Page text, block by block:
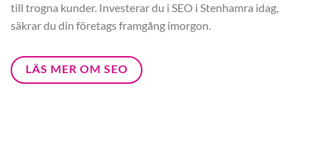
till trogna kunder. Investerar du i SEO i Stenhamra idag,
säkrar du din företags framgång imorgon.
LÄS MER OM SEO